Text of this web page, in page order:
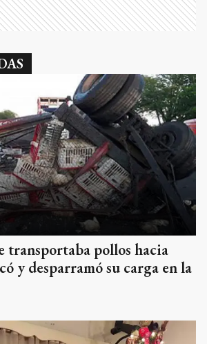
transportaba pollos hacia
y desparramó su carga en la